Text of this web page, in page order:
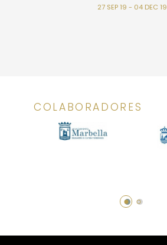
27 SEP 19 - 04 DEC 19
COLABORADORES